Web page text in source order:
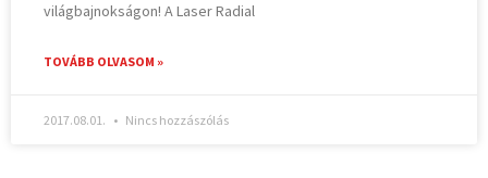
világbajnokságon! A Laser Radial
TOVÁBB OLVASOM »
2017.08.01. Nincs hozzászólás